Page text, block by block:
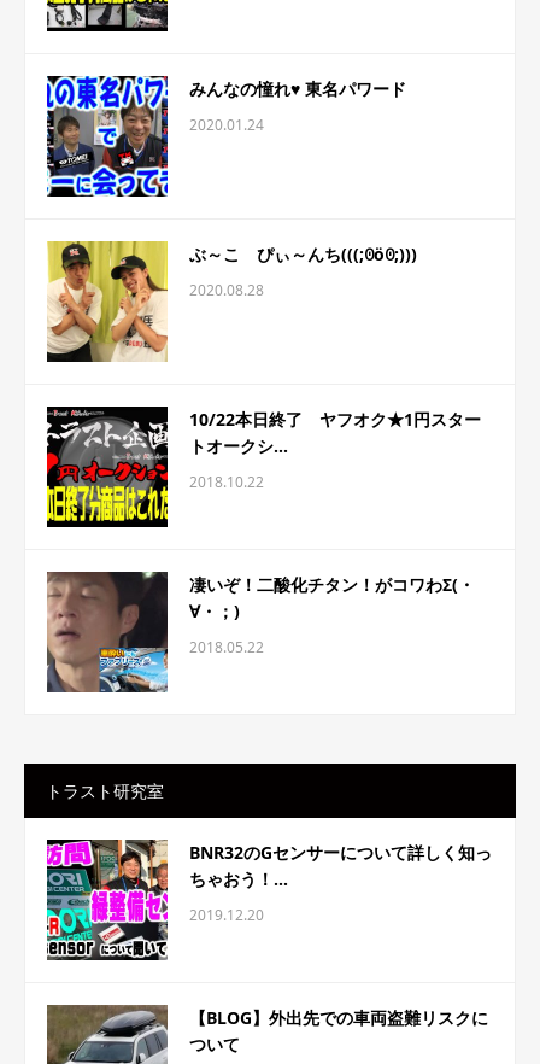
みんなの憧れ♥ 東名パワード
2020.01.24
ぶ～こ ぴぃ～んち(((;ꏿöꏿ;)))
2020.08.28
10/22本日終了 ヤフオク★1円スター
トオークシ...
2018.10.22
凄いぞ！二酸化チタン！がコワわΣ(・
∀・；)
2018.05.22
トラスト研究室
BNR32のGセンサーについて詳しく知っ
ちゃおう！...
2019.12.20
【BLOG】外出先での車両盗難リスクに
ついて